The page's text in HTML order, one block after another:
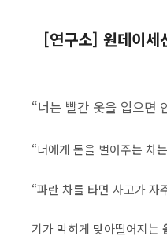
[연구소] 원데이세
“너는 빨간 옷을 입으면
“너에게 돈을 벌어주는 차
“파란 차를 타면 사고가 자
기가 막히게 맞아떨어지는